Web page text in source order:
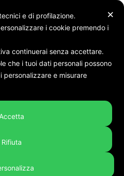
✕
e di profilazione.
i cookie premendo i
continuerai senza accettare.
che i tuoi dati personali possono
personalizzare e misurare
Accetta
Rifiuta